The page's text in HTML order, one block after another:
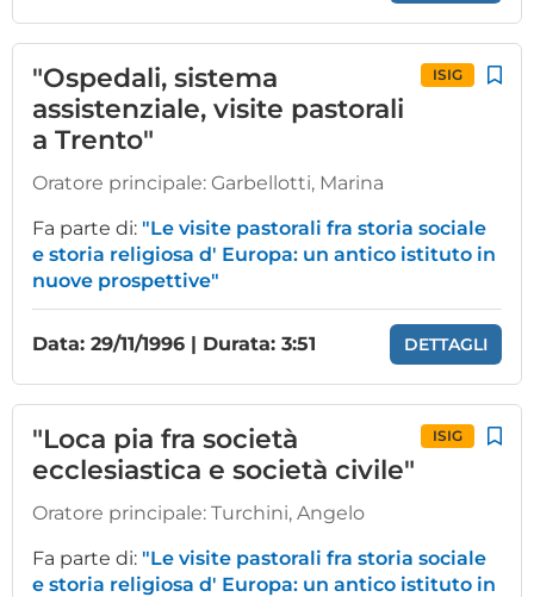
"Ospedali, sistema
assistenziale, visite pastorali
a Trento"
ISIG
Oratore principale: Garbellotti, Marina
Fa parte di: "Le visite pastorali fra storia sociale
e storia religiosa d' Europa: un antico istituto in
nuove prospettive"
Data: 29/11/1996 | Durata: 3:51 DETTAGLI
"Loca pia fra società
ecclesiastica e società civile"
ISIG
Oratore principale: Turchini, Angelo
Fa parte di: "Le visite pastorali fra storia sociale
e storia religiosa d' Europa: un antico istituto in